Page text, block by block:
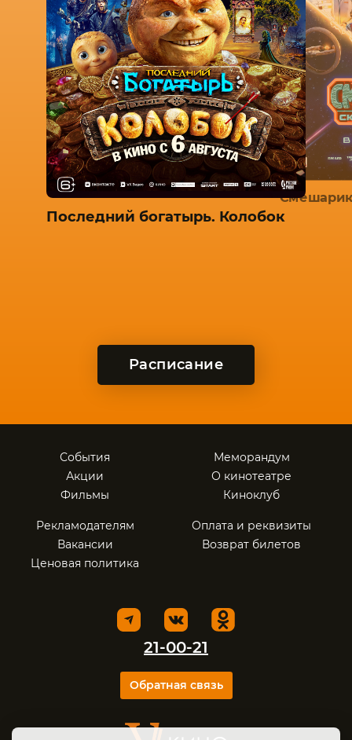
Последний богатырь. Колобок
Расписание
События
Акции
Фильмы
Меморандум
О кинотеатре
Киноклуб
Рекламодателям
Вакансии
Ценовая политика
Оплата и реквизиты
Возврат билетов
21-00-21
Обратная связь